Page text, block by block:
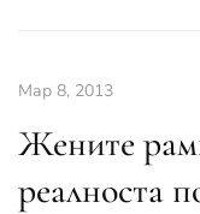
Мар 8, 2013
Жените
реалноста